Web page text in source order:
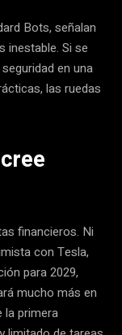
Bots, señalan
inestable. Si se
en una
las ruedas
financieros. Ni
con Tesla,
para 2029,
mucho más en
la primera